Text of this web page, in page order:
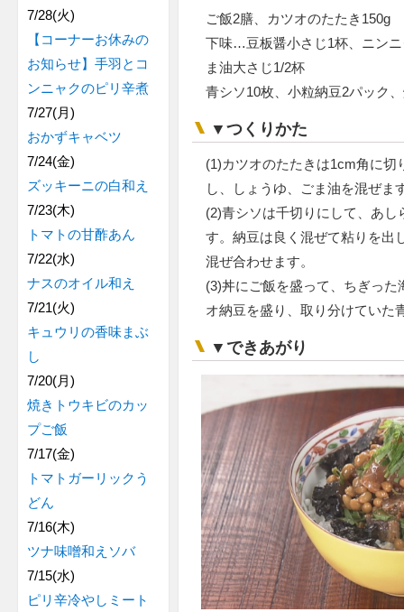
ご飯2膳、カツオのたたき150g
下味…豆板醤小さじ1杯、ニン
ま油大さじ1/2杯
青シソ10枚、小粒納豆2パック
▼つくりかた
(1)カツオのたたきは1cm角に切
し、しょうゆ、ごま油を混ぜま
(2)青シソは千切りにして、あ
す。納豆は良く混ぜて粘りを出
混ぜ合わせます。
(3)丼にご飯を盛って、ちぎっ
オ納豆を盛り、取り分けていた
▼できあがり
7/28(火)
【コーナーお休みの
お知らせ】手羽とコ
ンニャクのピリ辛煮
7/27(月)
おかずキャベツ
7/24(金)
ズッキーニの白和え
7/23(木)
トマトの甘酢あん
7/22(水)
ナスのオイル和え
7/21(火)
キュウリの香味まぶ
し
7/20(月)
焼きトウキビのカッ
プご飯
7/17(金)
トマトガーリックう
どん
7/16(木)
ツナ味噌和えソバ
7/15(水)
ピリ辛冷やしミート